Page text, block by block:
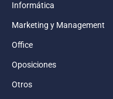
Informática
Marketing y Management
Office
Oposiciones
Otros